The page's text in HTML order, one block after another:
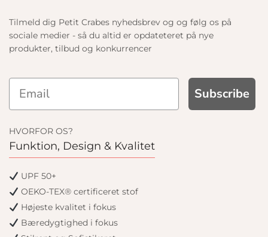
Tilmeld dig Petit Crabes nyhedsbrev og og følg os på
sociale medier - så du altid er opdateteret på nye
produkter, tilbud og konkurrencer
Subscribe
HVORFOR OS?
Funktion, Design & Kvalitet
UPF 50+
OEKO-TEX® certificeret stof
Højeste kvalitet i fokus
Bæredygtighed i fokus